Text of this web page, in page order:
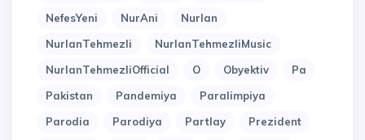
NefesYeni
NurAni
Nurlan
NurlanTehmezli
NurlanTehmezliMusic
NurlanTehmezliOfficial
O Obyektiv
Pa
Pakistan
Pandemiya
Paralimpiya
Parodia
Parodiya Partlay
Prezident